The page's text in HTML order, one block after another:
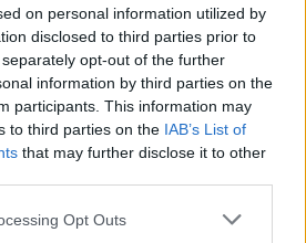
on personal information utilized by
disclosed to third parties prior to
opt-out of the further
information by third parties on the
participants. This information may
to third parties on the IAB’s List of
that may further disclose it to other
app uses one or more Google
Opt Outs